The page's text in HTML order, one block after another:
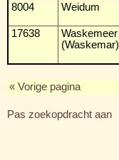
8004
Weidum
17638
Waskemeer
(Waskemar)
« Vorige pagina
Pas zoekopdracht aan